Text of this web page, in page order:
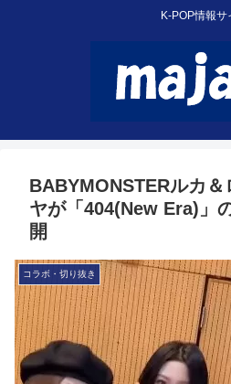
K-POP情報サ
BABYMONSTERルカ
ヤが「404(New Era)」
開
コラボ・切り抜き